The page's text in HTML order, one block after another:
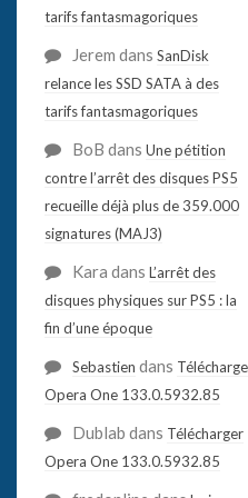
tarifs fantasmagoriques
Jerem dans SanDisk
relance les SSD SATA à des
tarifs fantasmagoriques
BoB dans Une pétition
contre l’arrêt des disques PS5
recueille déjà plus de 359.000
signatures (MAJ3)
Kara dans L’arrêt des
disques physiques sur PS5 : la
fin d’une époque
Sebastien dans
Opera One 133.0.5932.85
Dublab dans Télécharger
Opera One 133.0.5932.85